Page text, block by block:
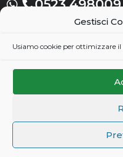
Gestisci
Usiamo cookie per ottimizzare
0523.498009